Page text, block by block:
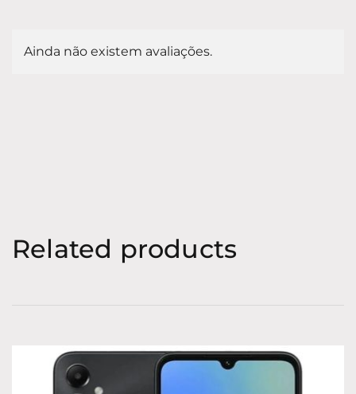
Ainda não existem avaliações.
Related products